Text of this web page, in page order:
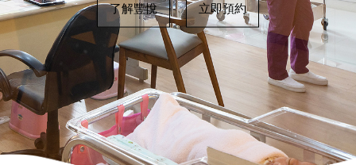
了解豐悅 立即預約